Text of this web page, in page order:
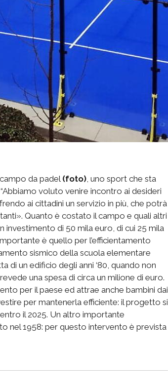
da padel (foto) , uno sport che sta
voluto venire incontro ai desideri
ai cittadini un servizio in più, che potrà
Quanto è costato il campo e quali altri
investimento di 50 mila euro, di cui 25 mila
è quello per l’efficientamento
sismico della scuola elementare
di un edificio degli anni ‘80, quando non
una spesa di circa un milione di euro.
per il paese ed attrae anche bambini dai
per mantenerla efficiente: il progetto si
il 2025. Un altro importante
nel 1958: per questo intervento è prevista